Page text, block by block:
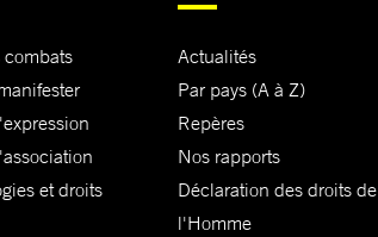
combats
et droits
Actualités
Par pays (A à Z)
Repères
Nos rapports
Déclaration des droits de
l'Homme